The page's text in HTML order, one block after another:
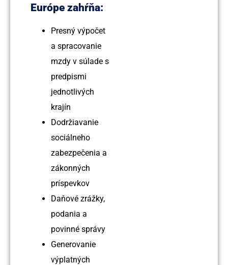
Európe zahŕňa:
Presný výpočet
a spracovanie
mzdy v súlade s
predpismi
jednotlivých
krajín
Dodržiavanie
sociálneho
zabezpečenia a
zákonných
príspevkov
Daňové zrážky,
podania a
povinné správy
Generovanie
výplatných